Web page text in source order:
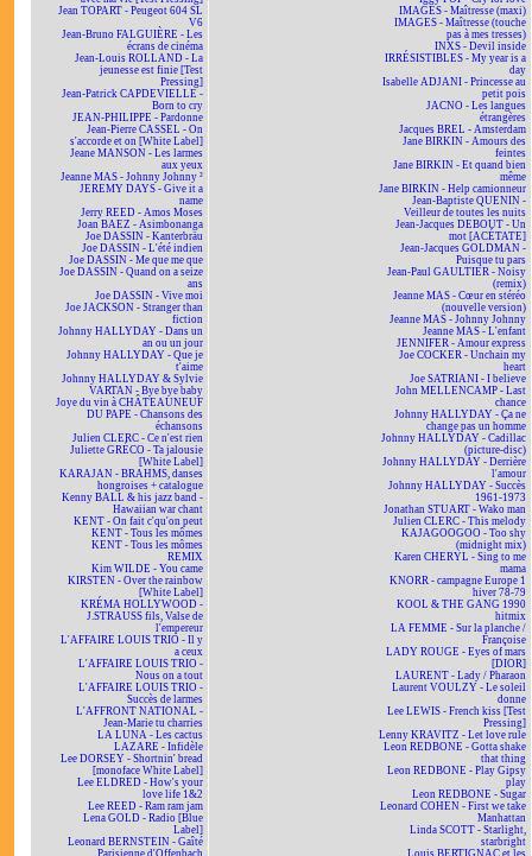
Jean TOPART - Peugeot 604 SL
V6
Jean-Bruno FALGUIÈRE - Les
écrans de cinéma
Jean-Louis ROLLAND - La
jeunesse est finie [Test
Pressing]
Jean-Patrick CAPDEVIELLE -
Born to cry
JEAN-PHILIPPE - Pardonne
Jean-Pierre CASSEL - On
s'accorde et on [White Label]
Jeane MANSON - Les larmes
aux yeux
Jeanne MAS - Johnny Johnny ²
JEREMY DAYS - Give it a
name
Jerry REED - Amos Moses
Joan BAEZ - Asimbonanga
Joe DASSIN - Kanterbräu
Joe DASSIN - L'été indien
Joe DASSIN - Me que me que
Joe DASSIN - Quand on a seize
ans
Joe DASSIN - Vive moi
Joe JACKSON - Stranger than
fiction
Johnny HALLYDAY - Dans un
an ou un jour
Johnny HALLYDAY - Que je
t'aime
Johnny HALLYDAY & Sylvie
VARTAN - Bye bye baby
Joye du vin à CHÂTEAUNEUF
DU PAPE - Chansons des
échansons
Julien CLERC - Ce n'est rien
Juliette GRÉCO - Ta jalousie
[White Label]
KARAJAN - BRAHMS, danses
hongroises + catalogue
Kenny BALL & his jazz band -
Hawaiian war chant
KENT - On fait c'qu'on peut
KENT - Tous les mômes
KENT - Tous les mômes
REMIX
Kim WILDE - You came
KIRSTEN - Over the rainbow
[White Label]
KRÉMA HOLLYWOOD -
J.STRAUSS fils, Valse de
l'empereur
L'AFFAIRE LOUIS TRIO - Il y
a ceux
L'AFFAIRE LOUIS TRIO -
Nous on a tout
L'AFFAIRE LOUIS TRIO -
Succès de larmes
L'AFFRONT NATIONAL -
Jean-Marie tu charries
LA LUNA - Les cactus
LAZARE - Infidèle
Lee DORSEY - Shortnin' bread
[monoface White Label]
Lee ELDRED - How's your
love life 1&2
Lee REED - Ram ram jam
Lena GOLD - Radio [Blue
Label]
Leonard BERNSTEIN - Gaîté
Parisienne d'Offenbach
IMAGES - Maîtresse (maxi)
IMAGES - Maîtresse (touche
pas à mes tresses)
INXS - Devil inside
IRRÉSISTIBLES - My year is a
day
Isabelle ADJANI - Princesse au
petit pois
JACNO - Les langues
étrangères
Jacques BREL - Amsterdam
Jane BIRKIN - Amours des
feintes
Jane BIRKIN - Et quand bien
même
Jane BIRKIN - Help camionneur
Jean-Baptiste QUENIN -
Veilleur de toutes les nuits
Jean-Jacques DEBOUT - Un
mot [ACÉTATE]
Jean-Jacques GOLDMAN -
Puisque tu pars
Jean-Paul GAULTIER - Noisy
(remix)
Jeanne MAS - Cœur en stéréo
(nouvelle version)
Jeanne MAS - Johnny Johnny
Jeanne MAS - L'enfant
JENNIFER - Amour express
Joe COCKER - Unchain my
heart
Joe SATRIANI - I believe
John MELLENCAMP - Last
chance
Johnny HALLYDAY - Ça ne
change pas un homme
Johnny HALLYDAY - Cadillac
(picture-disc)
Johnny HALLYDAY - Derrière
l'amour
Johnny HALLYDAY - Succès
1961-1973
Jonathan STUART - Wako man
Julien CLERC - This melody
KAJAGOOGOO - Too shy
(midnight mix)
Karen CHERYL - Sing to me
mama
KNORR - campagne Europe 1
hiver 78-79
KOOL & THE GANG 1990
hitmix
LA FEMME - Sur la planche /
Françoise
LADY ROUGE - Eyes of mars
[DIOR]
LAURENT - Lady / Pharaon
Laurent VOULZY - Le soleil
donne
Lee LEWIS - French kiss [Test
Pressing]
Lenny KRAVITZ - Let love rule
Leon REDBONE - Gotta shake
that thing
Leon REDBONE - Play Gipsy
play
Leon REDBONE - Sugar
Leonard COHEN - First we take
Manhattan
Linda SCOTT - Starlight,
starbright
Louis BERTIGNAC et les